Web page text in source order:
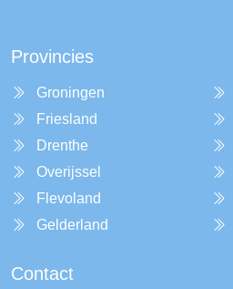
Provincies
Groningen
Friesland
Drenthe
Overijssel
Flevoland
Gelderland
Contact